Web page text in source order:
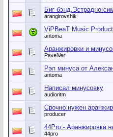
Биг-бэнд.Эстрадно-
arangirovshik
ViPBeaT Music
antoma
Аранжировки и
PavelVer
Рэп минуса от
antoma
Написал минусовку
audioritm
Срочно нужен
producer
44Pro - Аранжировка
44pro